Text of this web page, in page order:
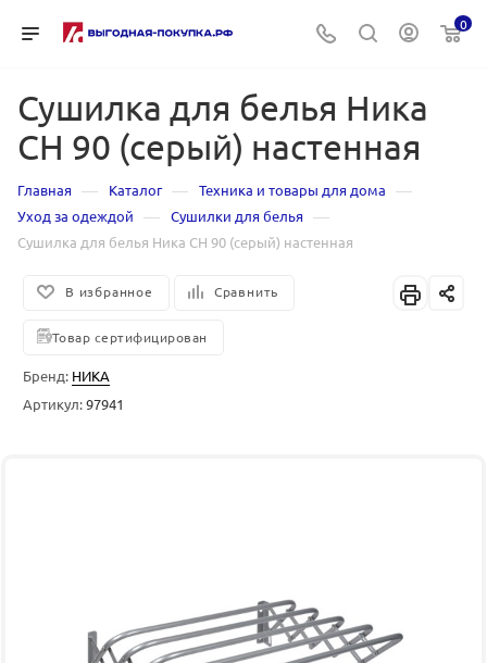
0
Сушилка для белья Ника
СН 90 (серый) настенная
Главная — Каталог — Техника и товары для дома —
Уход за одеждой — Сушилки для белья —
Сушилка для белья Ника СН 90 (серый) настенная
В избранное Сравнить
Товар сертифицирован
Бренд: НИКА
Артикул:97941